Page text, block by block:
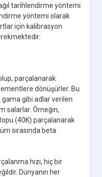
tarihlendirme yöntemi
yöntemi olarak
için kalibrasyon
parçalanarak
dönüşürler. Bu
gama gibi adlar verilen
salarlar. Örneğin,
(40K) parçalanarak
sırasında beta
hızı, hiç bir
Dünyanın her